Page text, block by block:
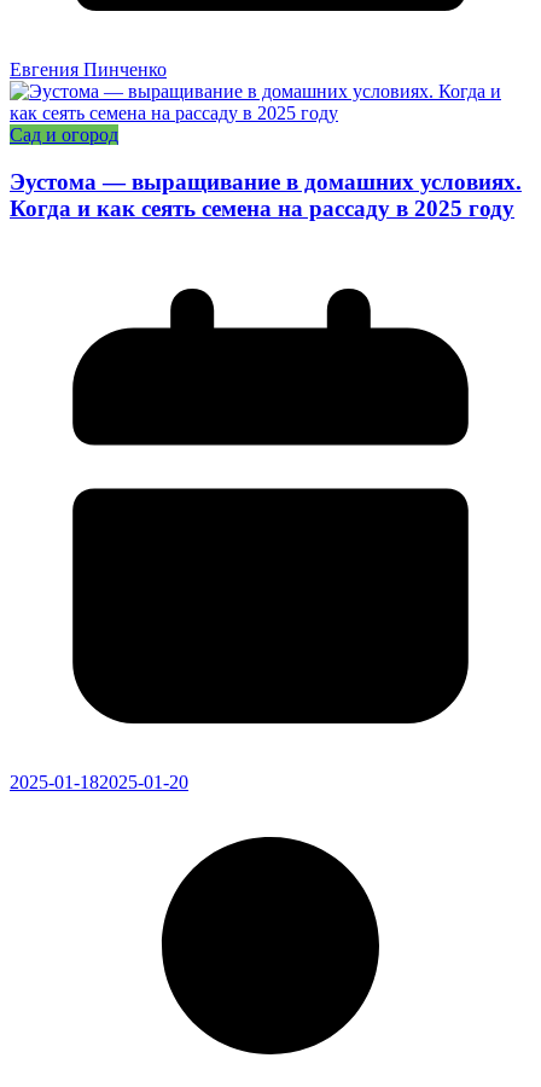
Евгения Пинченко
Сад и огород
Эустома — выращивание в домашних условиях.
Когда и как сеять семена на рассаду в 2025 году
2025-01-182025-01-20